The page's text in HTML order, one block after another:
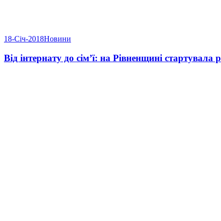
18-Січ-2018Новини
Від інтернату до сім’ї: на Рівненщині стартувала